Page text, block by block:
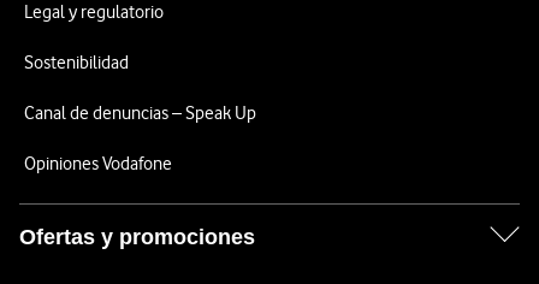
Legal y regulatorio
Sostenibilidad
Canal de denuncias – Speak Up
Opiniones Vodafone
Ofertas y promociones